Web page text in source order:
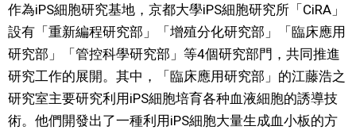
作為iPS細胞研究基地，京都大學iPS細胞研究所「CiRA」
設有「重新編程研究部」「增殖分化研究部」「臨床應用
研究部」「管控科學研究部」等4個研究部門，共同推進
研究工作的展開。其中，「臨床應用研究部」的江藤浩之
研究室主要研究利用iPS細胞培育各种血液細胞的誘導技
術。他們開發出了一種利用iPS細胞大量生成血小板的方